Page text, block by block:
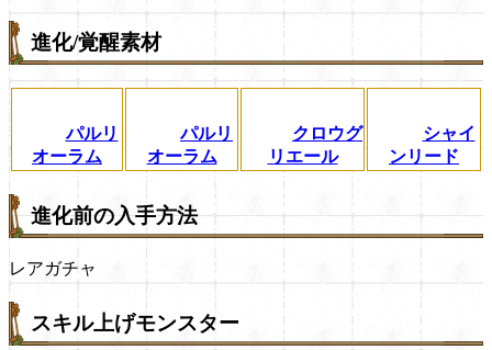
進化/覚醒素材
パルリ
オーラム
パルリ
オーラム
クロウグ
リエール
シャイ
ンリード
進化前の入手方法
レアガチャ
スキル上げモンスター